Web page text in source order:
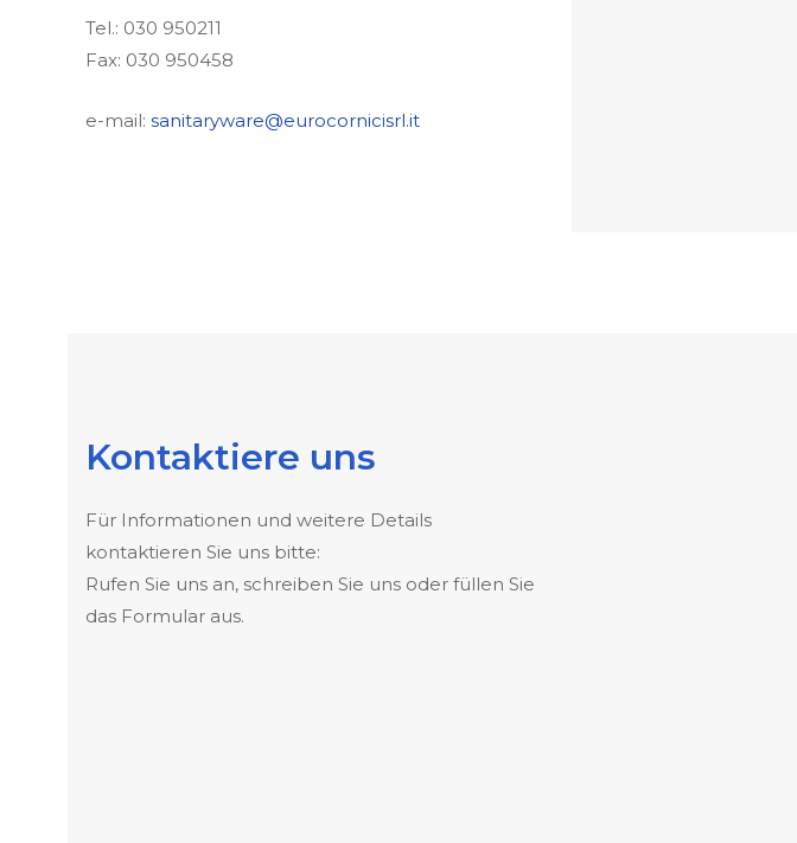
Tel.: 030 950211
Fax: 030 950458
e-mail: sanitaryware@eurocornicisrl.it
Kontaktiere uns
Für Informationen und weitere Details
kontaktieren Sie uns bitte:
Rufen Sie uns an, schreiben Sie uns oder füllen Sie
das Formular aus.